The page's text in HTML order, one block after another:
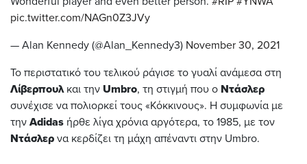
pic.twitter.com/NAGn0Z3JVy
— Alan Kennedy (@Alan_Kennedy3) November 30, 2021
Το περιστατικό του τελικού ράγισε το γυαλί ανάμεσα στη
Λίβερπουλκαι την Umbro, τη στιγμή που ο Ντάσλερ
συνέχισε να πολιορκεί τους «Κόκκινους». Η συμφωνία με
την Adidas ήρθε λίγα χρόνια αργότερα, το 1985, με τον
Ντάσλερ να κερδίζει τη μάχη απέναντι στην Umbro.